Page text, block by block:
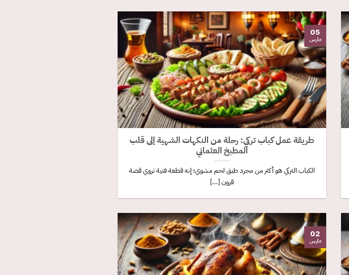
طريقة عمل كباب تركي: رحلة من النكهات الشهية إلى قلب
المطبخ العثماني
الكباب التركي هو أكثر من مجرد طبق لحم مشوي؛ إنه قطعة فنية تروي قصة
قرون [...]
05
مارس
02
مارس